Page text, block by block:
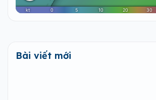
Bài viết mới